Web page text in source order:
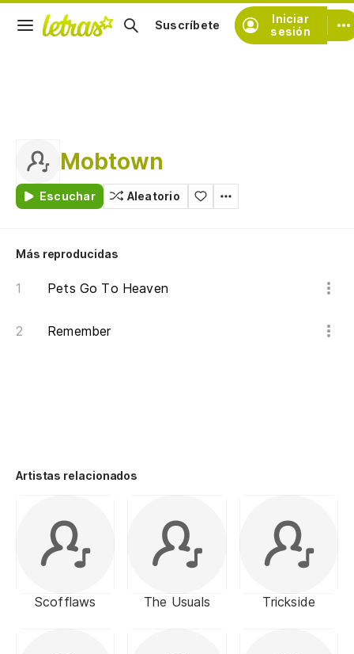
Iniciar
sesión
Suscríbete
Mobtown
Escuchar Aleatorio
Más reproducidas
Pets Go To Heaven
Remember
Artistas relacionados
Scofflaws The Usuals Trickside